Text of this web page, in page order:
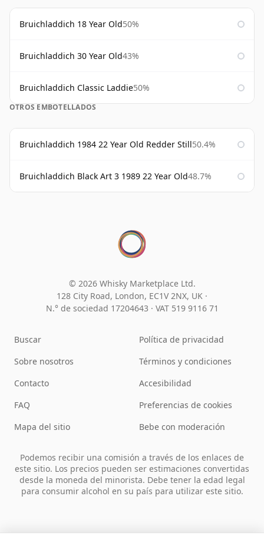
Bruichladdich 18 Year Old50%
Bruichladdich 30 Year Old43%
Bruichladdich Classic Laddie50%
OTROS EMBOTELLADOS
Bruichladdich 1984 22 Year Old Redder Still50.4%
Bruichladdich Black Art 3 1989 22 Year Old48.7%
© 2026 Whisky Marketplace Ltd.
128 City Road, London, EC1V 2NX, UK ·
N.° de sociedad 17204643 · VAT 519 9116 71
Buscar
Sobre nosotros
Contacto
FAQ
Mapa del sitio
Política de privacidad
Términos y condiciones
Accesibilidad
Preferencias de cookies
Bebe con moderación
Podemos recibir una comisión a través de los enlaces de
este sitio. Los precios pueden ser estimaciones convertidas
desde la moneda del minorista. Debe tener la edad legal
para consumir alcohol en su país para utilizar este sitio.